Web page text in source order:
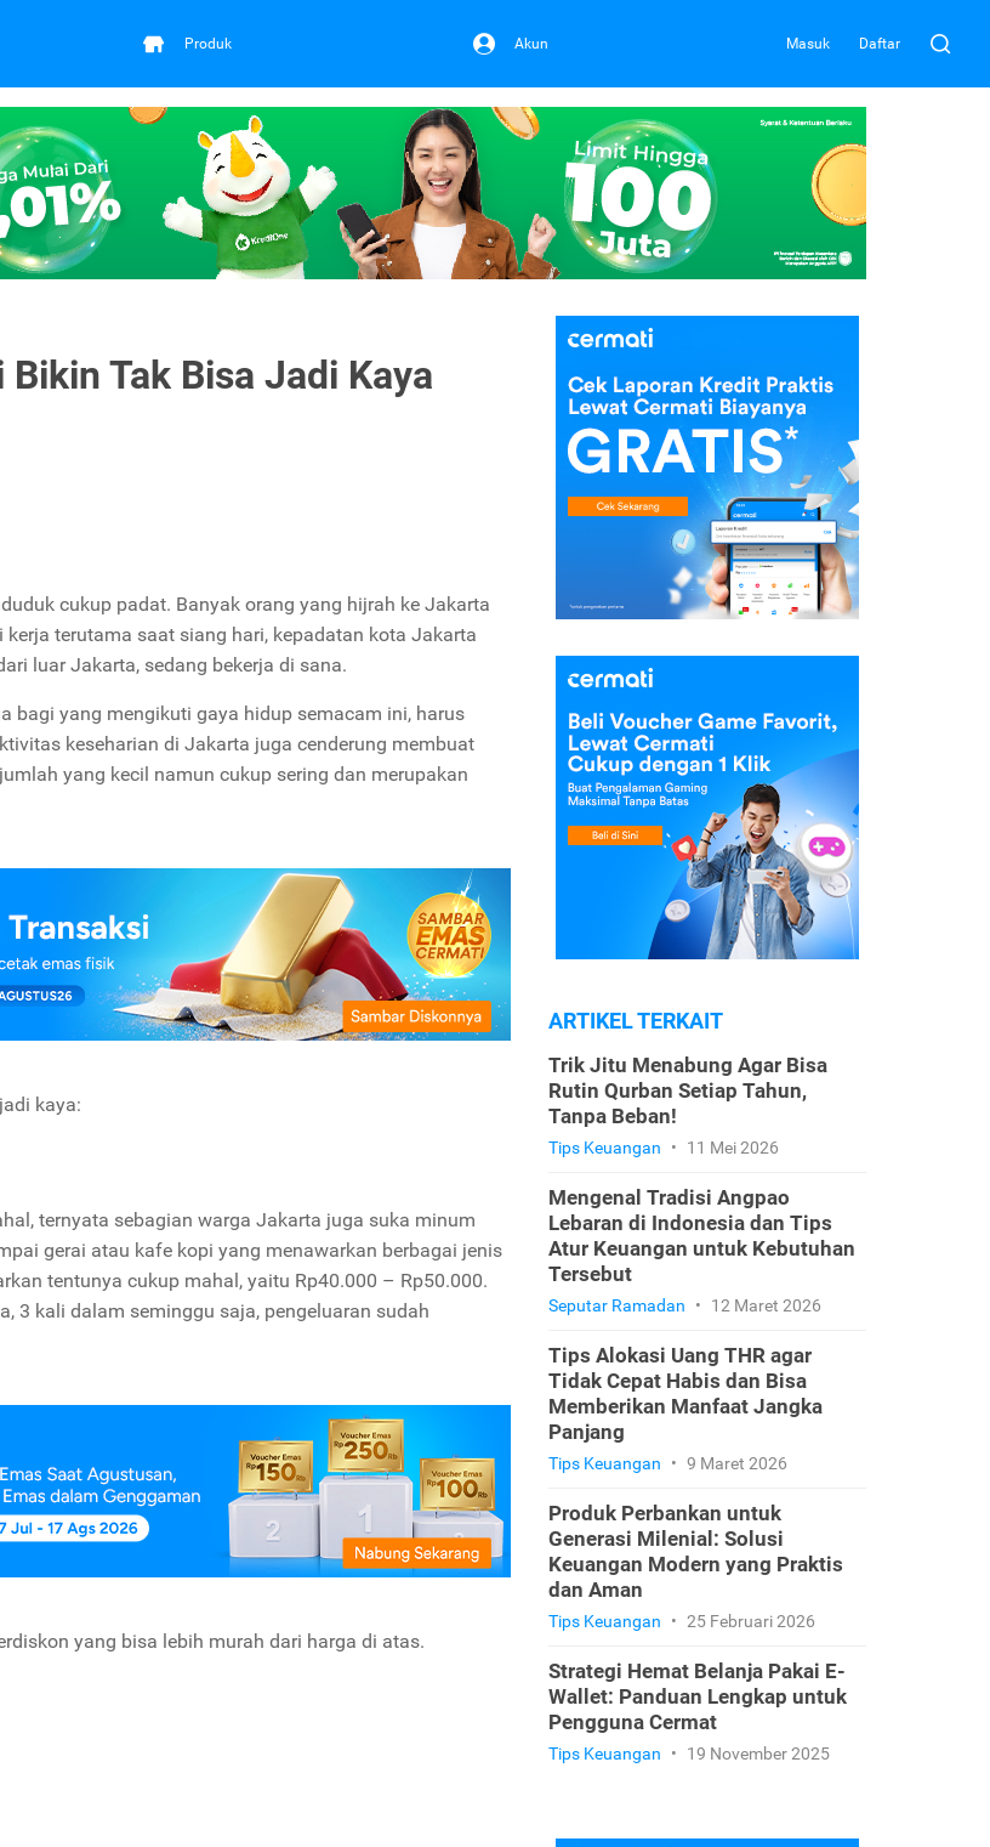
Produk Akun Masuk Daftar
Tak Bisa Jadi Kaya
cukup padat. Banyak orang yang hijrah ke Jakarta
terutama saat siang hari, kepadatan kota Jakarta
luar Jakarta, sedang bekerja di sana.
bagi yang mengikuti gaya hidup semacam ini, harus
keseharian di Jakarta juga cenderung membuat
yang kecil namun cukup sering dan merupakan
kaya:
ternyata sebagian warga Jakarta juga suka minum
gerai atau kafe kopi yang menawarkan berbagai jenis
tentunya cukup mahal, yaitu Rp40.000 – Rp50.000.
3 kali dalam seminggu saja, pengeluaran sudah
yang bisa lebih murah dari harga di atas.
ARTIKEL TERKAIT
Trik Jitu Menabung Agar Bisa
Rutin Qurban Setiap Tahun,
Tanpa Beban!
Tips Keuangan • 11 Mei 2026
Mengenal Tradisi Angpao
Lebaran di Indonesia dan Tips
Atur Keuangan untuk Kebutuhan
Tersebut
Seputar Ramadan • 12 Maret 2026
Tips Alokasi Uang THR agar
Tidak Cepat Habis dan Bisa
Memberikan Manfaat Jangka
Panjang
Tips Keuangan • 9 Maret 2026
Produk Perbankan untuk
Generasi Milenial: Solusi
Keuangan Modern yang Praktis
dan Aman
Tips Keuangan • 25 Februari 2026
Strategi Hemat Belanja Pakai E-
Wallet: Panduan Lengkap untuk
Pengguna Cermat
Tips Keuangan • 19 November 2025